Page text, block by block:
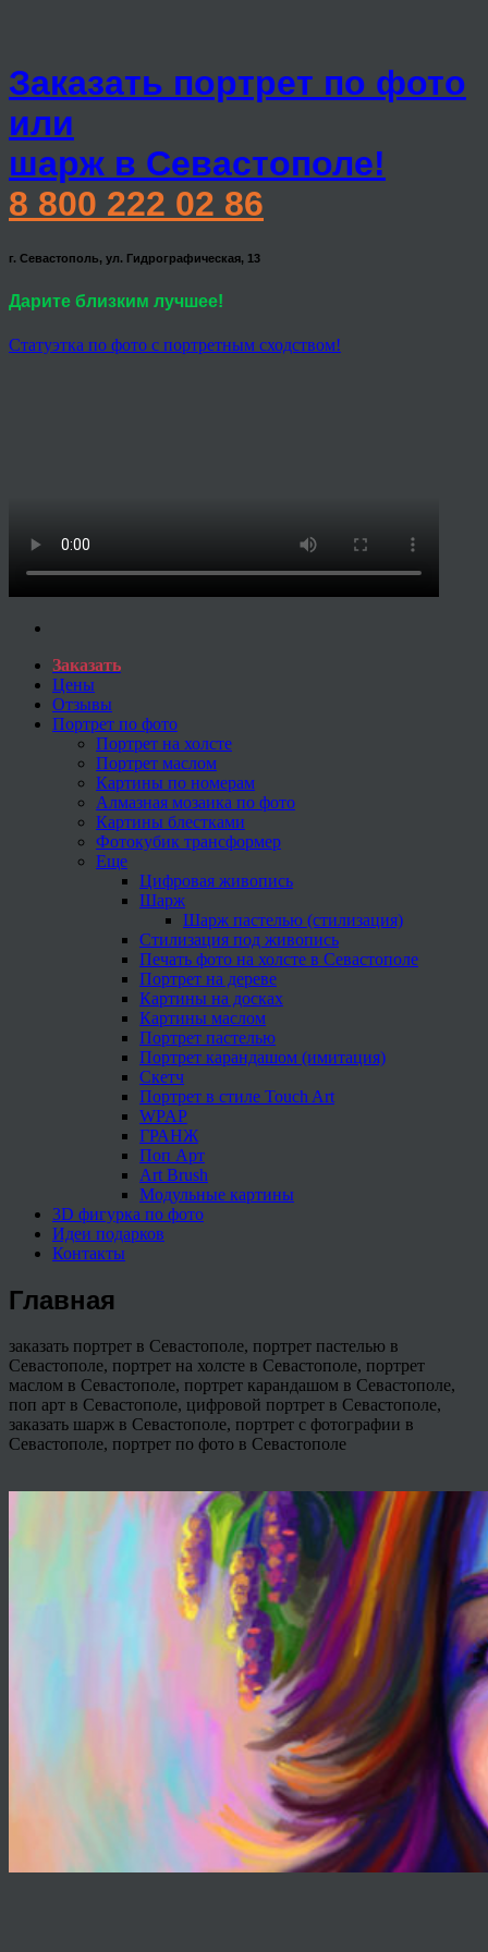
Заказать портрет по фото
или
шарж в Севастополе!
8 800 222 02 86
г. Севастополь, ул. Гидрографическая, 13
Дарите близким лучшее!
Статуэтка по фото с портретным сходством!
Заказать
Цены
Отзывы
Портрет по фото
Портрет на холсте
Портрет маслом
Картины по номерам
Алмазная мозаика по фото
Картины блестками
Фотокубик трансформер
Еще
Цифровая живопись
Шарж
Шарж пастелью (стилизация)
Стилизация под живопись
Печать фото на холсте в Севастополе
Портрет на дереве
Картины на досках
Картины маслом
Портрет пастелью
Портрет карандашом (имитация)
Скетч
Портрет в стиле Touch Art
WPAP
ГРАНЖ
Поп Арт
Art Brush
Модульные картины
3D фигурка по фото
Идеи подарков
Контакты
Главная
заказать портрет в Севастополе, портрет пастелью в
Севастополе, портрет на холсте в Севастополе, портрет
маслом в Севастополе, портрет карандашом в Севастополе,
поп арт в Севастополе, цифровой портрет в Севастополе,
заказать шарж в Севастополе, портрет с фотографии в
Севастополе, портрет по фото в Севастополе